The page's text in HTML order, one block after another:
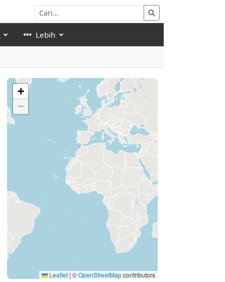
Lebih
+
−
Leaflet | ©OpenStreetMapcontributors